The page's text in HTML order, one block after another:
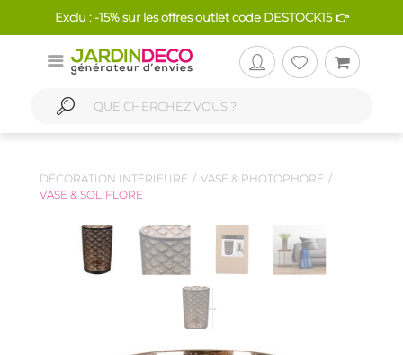
Exclu : -15% sur les offres outlet code DESTOCK15 👉
DÉCORATION INTÉRIEURE
VASE & PHOTOPHORE
VASE & SOLIFLORE